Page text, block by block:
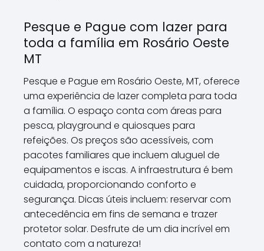
Pesque e Pague com lazer para
toda a família em Rosário Oeste
MT
Pesque e Pague em Rosário Oeste, MT, oferece
uma experiência de lazer completa para toda
a família. O espaço conta com áreas para
pesca, playground e quiosques para
refeições. Os preços são acessíveis, com
pacotes familiares que incluem aluguel de
equipamentos e iscas. A infraestrutura é bem
cuidada, proporcionando conforto e
segurança. Dicas úteis incluem: reservar com
antecedência em fins de semana e trazer
protetor solar. Desfrute de um dia incrível em
contato com a natureza!